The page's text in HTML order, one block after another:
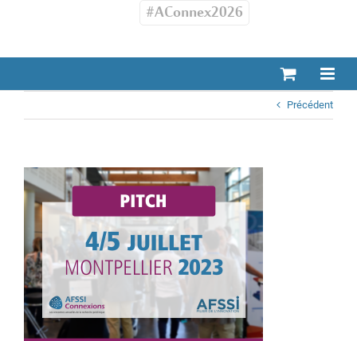
#AConnex2026
Précédent